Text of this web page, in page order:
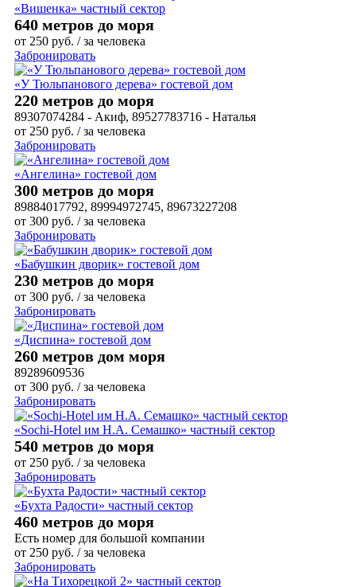
«Вишенка» частный сектор
640 метров до моря
от 250 руб. / за человека
Забронировать
«У Тюльпанового дерева» гостевой дом
220 метров до моря
89307074284 - Акиф, 89527783716 - Наталья
от 250 руб. / за человека
Забронировать
«Ангелина» гостевой дом
300 метров до моря
89884017792, 89994972745, 89673227208
от 300 руб. / за человека
Забронировать
«Бабушкин дворик» гостевой дом
230 метров до моря
от 300 руб. / за человека
Забронировать
«Диспина» гостевой дом
260 метров дом моря
89289609536
от 300 руб. / за человека
Забронировать
«Sochi-Hotel им Н.А. Семашко» частный сектор
540 метров до моря
от 250 руб. / за человека
Забронировать
«Бухта Радости» частный сектор
460 метров до моря
Есть номер для большой компании
от 250 руб. / за человека
Забронировать